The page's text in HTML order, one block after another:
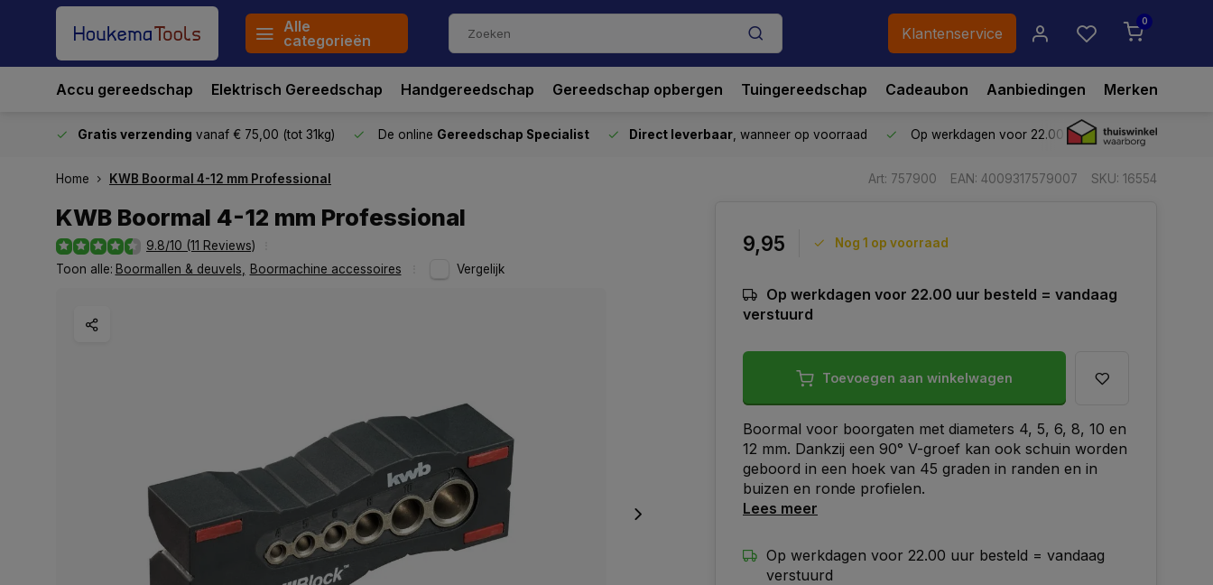
Alle
categorieën
Klantenservice
0
Accu gereedschap Elektrisch Gereedschap Handgereedschap Gereedschap opbergen Tuingereedschap Cadeaubon Aanbiedingen Merken
Gratis verzending vanaf € 75,00 (tot 31kg) De online Gereedschap Specialist Direct leverbaar , wanneer op voorraad Op werkdagen voor 22.00 uur besteld,vandaag
Home KWB Boormal 4-12 mm Professional Art: 757900 EAN: 4009317579007 SKU: 16554
KWB Boormal 4-12 mm Professional
9.8/10 (11 Reviews)
Toon alle: Boormallen & deuvels Boormachine accessoires Vergelijk
9,95 Nog 1 op voorraad
Op werkdagen voor 22.00 uur besteld = vandaag
verstuurd
Toevoegen aan winkelwagen
Boormal voor boorgaten met diameters 4, 5, 6, 8, 10 en
12 mm. Dankzij een 90° V-groef kan ook schuin worden
geboord in een hoek van 45 graden in randen en in
buizen en ronde profielen.
Lees meer
Op werkdagen voor 22.00 uur besteld = vandaag
verstuurd